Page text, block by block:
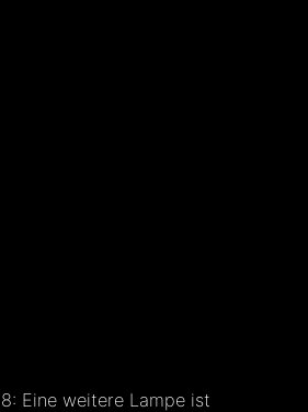
Eine weitere Lampe ist